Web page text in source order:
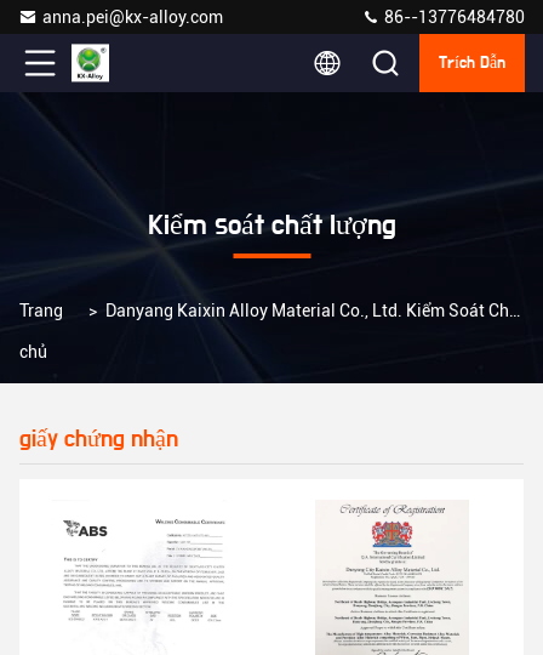
anna.pei@kx-alloy.com 86--13776484780
Trích Dẫn
Kiểm soát chất lượng
Trang
chủ
> Danyang Kaixin Alloy Material Co., Ltd. Kiểm Soát Chất Lượng
giấy chứng nhận